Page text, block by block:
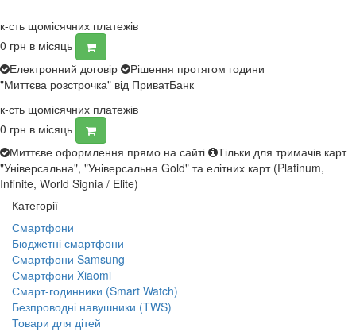
к-сть щомісячних платежів
0 грн в місяць
Електронний договір
Рішення протягом години
"Миттєва розстрочка" від ПриватБанк
к-сть щомісячних платежів
0 грн в місяць
Миттєве оформлення прямо на сайті
Тільки для тримачів карт
"Універсальна", "Універсальна Gold" та елітних карт (Platinum,
Infinite, World Signia / Elite)
Категорії
Смартфони
Бюджетні смартфони
Смартфони Samsung
Смартфони Xiaomi
Смарт-годинники (Smart Watch)
Безпроводні навушники (TWS)
Товари для дітей